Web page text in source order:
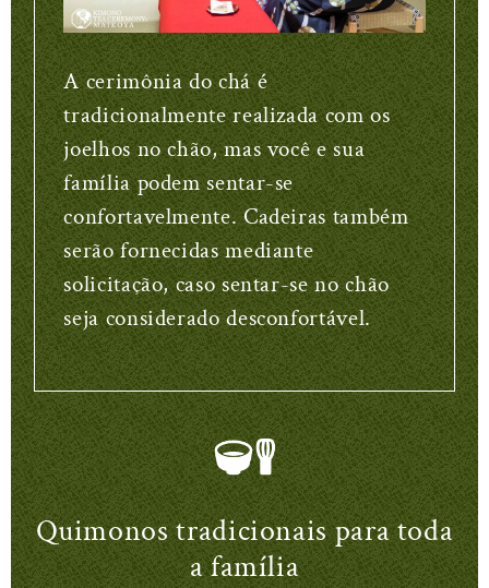
A cerimônia do chá é
tradicionalmente realizada com os
joelhos no chão, mas você e sua
família podem sentar-se
confortavelmente. Cadeiras também
serão fornecidas mediante
solicitação, caso sentar-se no chão
seja considerado desconfortável.
Quimonos tradicionais para toda
a família